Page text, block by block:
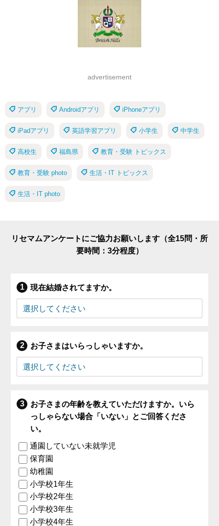
advertisement
アプリ Androidアプリ iPhoneアプリ
iPadアプリ 英語学習アプリ 小学生 中学生
高校生 福島県 教育・受験 トピックス
教育・受験 photo 生活・IT トピックス
生活・IT photo
リセマムアンケートにご協力お願いします（全15問・所
要時間：3分程度）
現在結婚されてますか。
お子さまはいらっしゃいますか。
お子さまの年齢を教えていただけますか。いら
っしゃらない場合「いない」とご回答くださ
い。
通園していない未就学児
保育園
幼稚園
小学校1年生
小学校2年生
小学校3年生
小学校4年生